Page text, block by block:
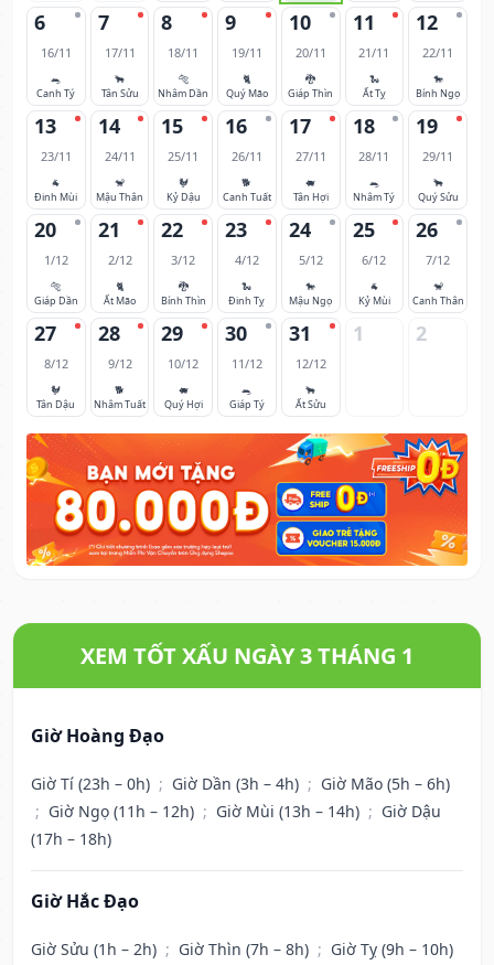
6
16/11
🐀
Canh Tý
7
17/11
🐂
Tân Sửu
8
18/11
🐅
Nhâm Dần
9
19/11
🐈
Quý Mão
10
20/11
🐉
Giáp Thìn
11
21/11
🐍
Ất Tỵ
12
22/11
🐎
Bính Ngọ
13
23/11
🐐
Đinh Mùi
14
24/11
🐒
Mậu Thân
15
25/11
🐓
Kỷ Dậu
16
26/11
🐕
Canh Tuất
17
27/11
🐖
Tân Hợi
18
28/11
🐀
Nhâm Tý
19
29/11
🐂
Quý Sửu
20
1/12
🐅
Giáp Dần
21
2/12
🐈
Ất Mão
22
3/12
🐉
Bính Thìn
23
4/12
🐍
Đinh Tỵ
24
5/12
🐎
Mậu Ngọ
25
6/12
🐐
Kỷ Mùi
26
7/12
🐒
Canh Thân
27
8/12
🐓
Tân Dậu
28
9/12
🐕
Nhâm Tuất
29
10/12
🐖
Quý Hợi
30
11/12
🐀
Giáp Tý
31
12/12
🐂
Ất Sửu
1 2
XEM TỐT XẤU NGÀY 3 THÁNG 1
Giờ Hoàng Đạo
Giờ Tí (23h – 0h) ; Giờ Dần (3h – 4h) ; Giờ Mão (5h – 6h)
; Giờ Ngọ (11h – 12h) ; Giờ Mùi (13h – 14h) ; Giờ Dậu
(17h – 18h)
Giờ Hắc Đạo
Giờ Sửu (1h – 2h) ; Giờ Thìn (7h – 8h) ; Giờ Tỵ (9h – 10h)